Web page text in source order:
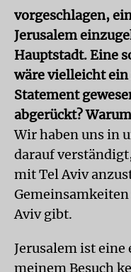
vorgeschlagen,
Jerusalem
Hauptstadt. Eine
wäre vielleicht
Statement
abgerückt?
Wir haben uns in
darauf
mit Tel Aviv
Aviv gibt.
Jerusalem ist
meinem Besuch